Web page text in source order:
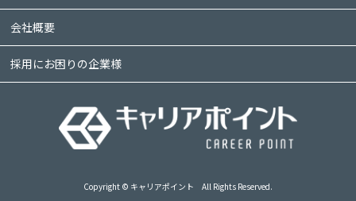
会社概要
採用にお困りの企業様
Copyright © キャリアポイント All Rights Reserved.